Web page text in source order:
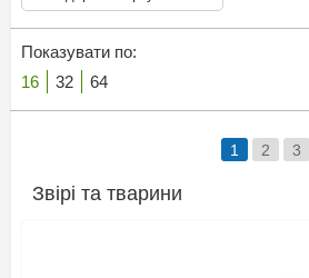
Показувати по:
16
32 64
1 2 3
Звірі та тварини